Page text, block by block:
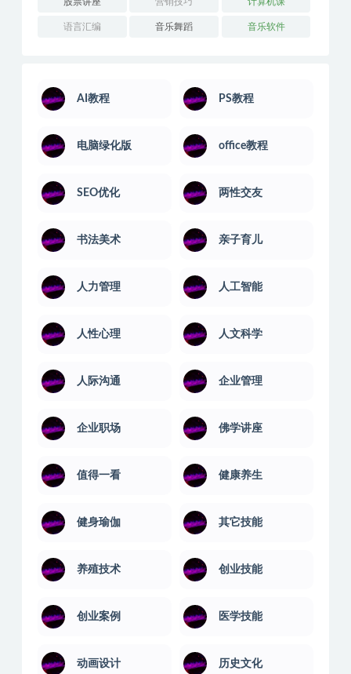
语言汇编 音乐舞蹈 音乐软件
AI教程 PS教程
电脑绿化版 office教程
SEO优化 两性交友
书法美术 亲子育儿
人力管理 人工智能
人性心理 人文科学
人际沟通 企业管理
企业职场 佛学讲座
值得一看 健康养生
健身瑜伽 其它技能
养殖技术 创业技能
创业案例 医学技能
动画设计 历史文化